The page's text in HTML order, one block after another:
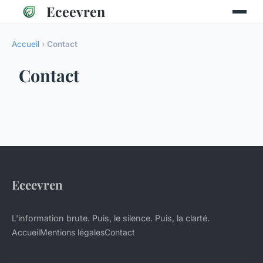
Eceevren
Accueil › Contact
Contact
Eceevren
L'information brute. Puis, le silence. Puis, la clarté.
AccueilMentions légalesContact